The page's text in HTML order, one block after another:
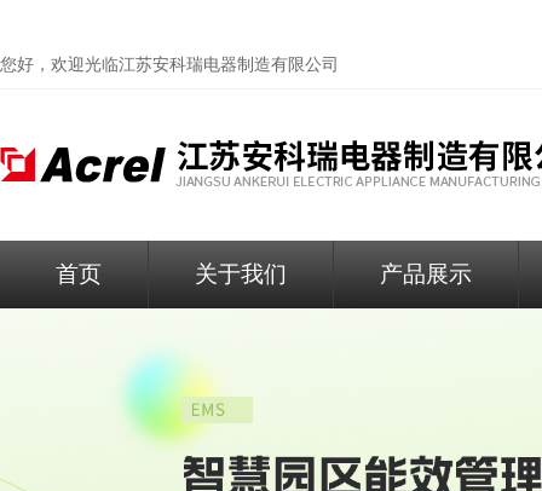
您好，欢迎光临江苏安科瑞电器制造有限公司
首页 关于我们 产品展示